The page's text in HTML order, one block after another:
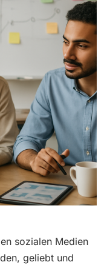
sozialen Medien
geliebt und